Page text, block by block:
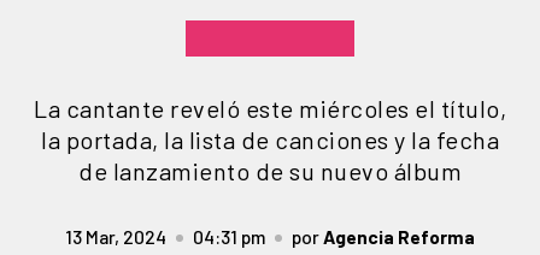
La cantante reveló este miércoles el título,
la portada, la lista de canciones y la fecha
de lanzamiento de su nuevo álbum
13 Mar, 2024 04:31 pm porAgencia Reforma